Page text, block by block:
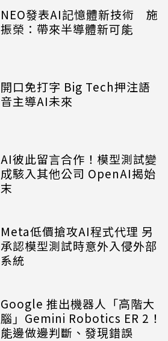
NEO發表AI記憶體新技術 施
振榮：帶來半導體新可能
開口免打字 Big Tech押注語
音主導AI未來
AI彼此留言合作！模型測試變
成駭入其他公司 OpenAI揭始
末
Meta低價搶攻AI程式代理 另
承認模型測試時意外入侵外部
系統
Google 推出機器人「高階大
腦」Gemini Robotics ER 2！
能邊做邊判斷、發現錯誤